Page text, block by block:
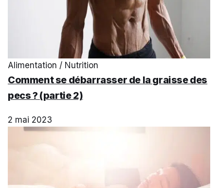
Alimentation / Nutrition
Comment se débarrasser de la graisse des
pecs ? (partie 2)
2 mai 2023